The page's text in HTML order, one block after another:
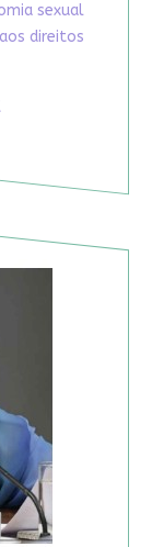
sexual
direitos